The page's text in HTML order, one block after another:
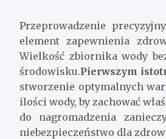
Przeprowadzenie
element zapewnienia
Wielkość zbiornika wody
środowisku.Pierwszym
stworzenie optymalnych
ilości wody, by zachować
do nagromadzenia
niebezpieczeństwo dla